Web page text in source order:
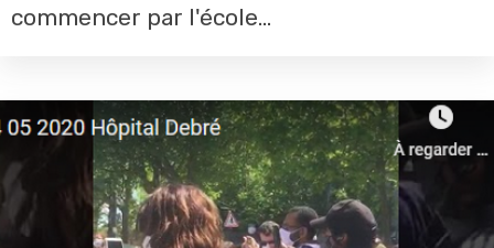
commencer par l'école...